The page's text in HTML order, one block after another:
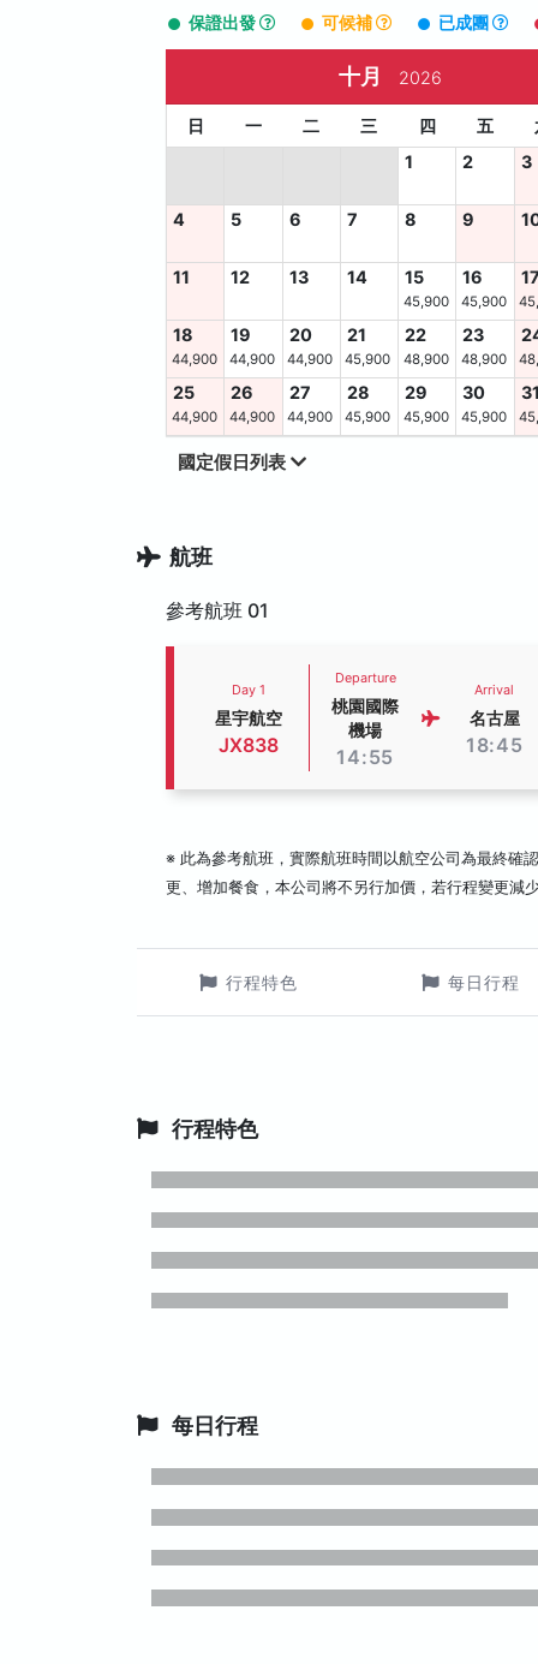
保證出發 可候補 已成團
十月 2026
日 一 二 三 四 五
1
2 3
4 5 6 7 8 9
11 12 13 14 15
45,900
16
45,900
18
44,900
19
44,900
20
44,900
21
45,900
22
48,900
23
48,900
25
44,900
26
44,900
27
44,900
28
45,900
29
45,900
30
45,900
國定假日列表
航班
參考航班 01
Day 1
星宇航空
JX838
Departure
桃園國際
機場
14:55
Arrival
名古屋
18:45
※ 此為參考航班，實際航班時間以航空公司為最終確
更、增加餐食，本公司將不另行加價，若行程變更減
行程特色 每日行程
行程特色
每日行程